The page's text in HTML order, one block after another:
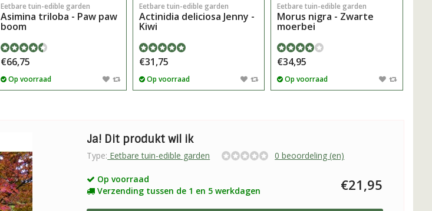
Eetbare tuin-edible garden
Asimina triloba - Paw paw
boom
€66,75
Op voorraad
Eetbare tuin-edible garden
Actinidia deliciosa Jenny -
Kiwi
€31,75
Op voorraad
Eetbare tuin-edible garden
Morus nigra - Zwarte
moerbei
€34,95
Op voorraad
Ja! Dit produkt wil ik
Type: Eetbare tuin-edible garden 0 beoordeling (en)
Op voorraad
Verzending tussen de 1 en 5 werkdagen
€21,95